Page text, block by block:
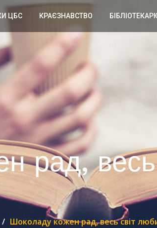
ЦБС КРАЄЗНАВСТВО
рад,
Шоколаду кожен рад, весь світ